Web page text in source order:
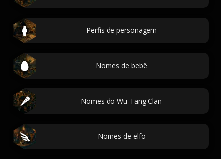
Perfis de personagem
Nomes de bebê
Nomes do Wu-Tang Clan
Nomes de elfo